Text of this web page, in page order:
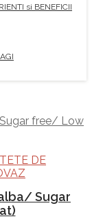
si BENEFICII
DE
Sugar